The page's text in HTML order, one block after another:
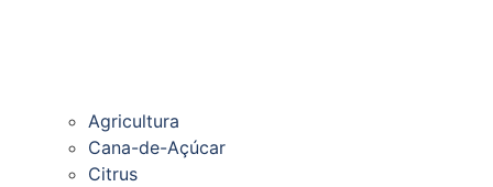
Agricultura
Cana-de-Açúcar
Citrus